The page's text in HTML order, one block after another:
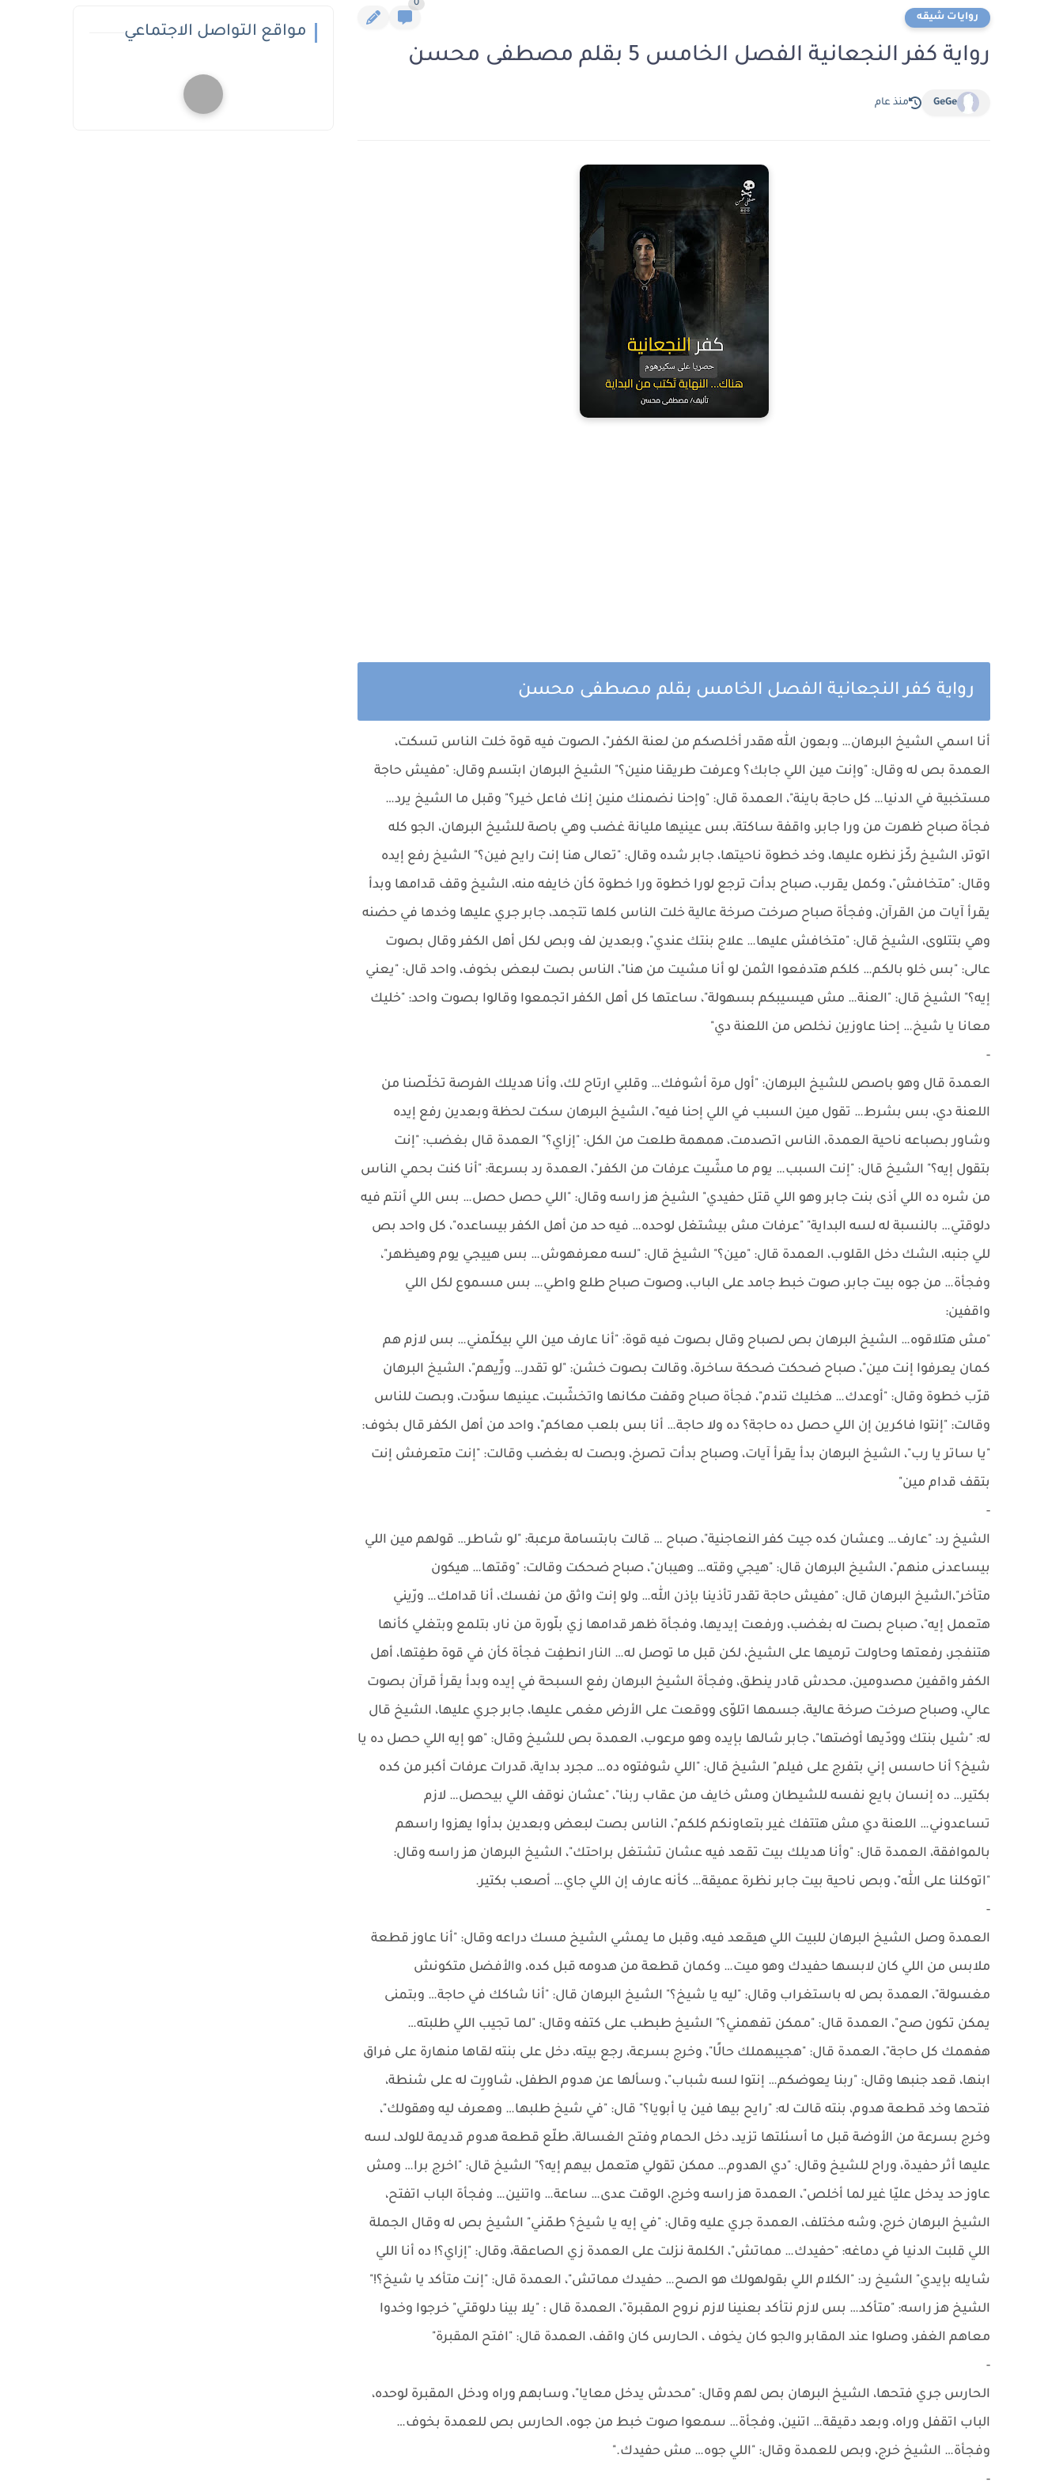
روايات شيقه
0
رواية كفر النجعانية الفصل الخامس 5 بقلم مصطفى محسن
GeGe منذ عام
رواية كفر النجعانية الفصل الخامس بقلم مصطفى محسن
أنا اسمي الشيخ البرهان… وبعون الله هقدر أخلصكم من لعنة الكفر"، الصوت فيه قوة خلت الناس تسكت،
العمدة بص له وقال: "وإنت مين اللي جابك؟ وعرفت طريقنا منين؟" الشيخ البرهان ابتسم وقال: "مفيش حاجة
مستخبية في الدنيا… كل حاجة باينة"، العمدة قال: "وإحنا نضمنك منين إنك فاعل خير؟" وقبل ما الشيخ يرد…
فجأة صباح ظهرت من ورا جابر، واقفة ساكتة، بس عينيها مليانة غضب وهي باصة للشيخ البرهان، الجو كله
اتوتر، الشيخ ركّز نظره عليها، وخد خطوة ناحيتها، جابر شده وقال: "تعالى هنا إنت رايح فين؟" الشيخ رفع إيده
وقال: "متخافش"، وكمل يقرب، صباح بدأت ترجع لورا خطوة ورا خطوة كأن خايفه منه، الشيخ وقف قدامها وبدأ
يقرأ آيات من القرآن، وفجأة صباح صرخت صرخة عالية خلت الناس كلها تتجمد، جابر جري عليها وخدها في حضنه
وهي بتتلوى، الشيخ قال: "متخافش عليها… علاج بنتك عندي"، وبعدين لف وبص لكل أهل الكفر وقال بصوت
عالى: "بس خلو بالكم… كلكم هتدفعوا الثمن لو أنا مشيت من هنا"، الناس بصت لبعض بخوف، واحد قال: "يعني
إيه؟" الشيخ قال: "العنة… مش هيسيبكم بسهولة"، ساعتها كل أهل الكفر اتجمعوا وقالوا بصوت واحد: "خليك
معانا يا شيخ… إحنا عاوزين نخلص من اللعنة دي"
-
العمدة قال وهو باصص للشيخ البرهان: "أول مرة أشوفك… وقلبي ارتاح لك، وأنا هديلك الفرصة تخلّصنا من
اللعنة دي، بس بشرط… تقول مين السبب في اللي إحنا فيه"، الشيخ البرهان سكت لحظة وبعدين رفع إيده
وشاور بصباعه ناحية العمدة، الناس اتصدمت، همهمة طلعت من الكل: "إزاي؟" العمدة قال بغضب: "إنت
بتقول إيه؟" الشيخ قال: "إنت السبب… يوم ما مشّيت عرفات من الكفر"، العمدة رد بسرعة: "أنا كنت بحمي الناس
من شره ده اللي أذى بنت جابر وهو اللي قتل حفيدي" الشيخ هز راسه وقال: "اللي حصل حصل… بس اللي أنتم فيه
دلوقتي… بالنسبة له لسه البداية" "عرفات مش بيشتغل لوحده… فيه حد من أهل الكفر بيساعده"، كل واحد بص
للي جنبه، الشك دخل القلوب، العمدة قال: "مين؟" الشيخ قال: "لسه معرفهوش… بس هييجي يوم وهيظهر"،
وفجأة… من جوه بيت جابر، صوت خبط جامد على الباب، وصوت صباح طلع واطي… بس مسموع لكل اللي
واقفين:
"مش هتلاقوه… الشيخ البرهان بص لصباح وقال بصوت فيه قوة: "أنا عارف مين اللي بيكلّمني… بس لازم هم
كمان يعرفوا إنت مين"، صباح ضحكت ضحكة ساخرة، وقالت بصوت خشن: "لو تقدر… ورِّيهم"، الشيخ البرهان
قرّب خطوة وقال: "أوعدك… هخليك تندم"، فجأة صباح وقفت مكانها واتخشّبت، عينيها سوّدت، وبصت للناس
وقالت: "إنتوا فاكرين إن اللي حصل ده حاجة؟ ده ولا حاجة… أنا بس بلعب معاكم"، واحد من أهل الكفر قال بخوف:
"يا ساتر يا رب"، الشيخ البرهان بدأ يقرأ آيات، وصباح بدأت تصرخ، وبصت له بغضب وقالت: "إنت متعرفش إنت
بتقف قدام مين"
-
الشيخ رد: "عارف… وعشان كده جيت كفر النعاجنية"، صباح … قالت بابتسامة مرعبة: "لو شاطر… قولهم مين اللي
بيساعدنى منهم"، الشيخ البرهان قال: "هيجي وقته… وهيبان"، صباح ضحكت وقالت: "وقتها… هيكون
متأخر"،الشيخ البرهان قال: "مفيش حاجة تقدر تأذينا بإذن الله… ولو إنت واثق من نفسك، أنا قدامك… ورّيني
هتعمل إيه"، صباح بصت له بغضب، ورفعت إيديها، وفجأة ظهر قدامها زي بلّورة من نار، بتلمع وبتغلي كأنها
هتنفجر، رفعتها وحاولت ترميها على الشيخ، لكن قبل ما توصل له… النار انطفِت فجأة كأن في قوة طفِتها، أهل
الكفر واقفين مصدومين، محدش قادر ينطق، وفجأة الشيخ البرهان رفع السبحة في إيده وبدأ يقرأ قرآن بصوت
عالي، وصباح صرخت صرخة عالية، جسمها اتلوّى ووقعت على الأرض مغمى عليها، جابر جري عليها، الشيخ قال
له: "شيل بنتك وودّيها أوضتها"، جابر شالها بإيده وهو مرعوب، العمدة بص للشيخ وقال: "هو إيه اللي حصل ده يا
شيخ؟ أنا حاسس إني بتفرج على فيلم" الشيخ قال: "اللي شوفتوه ده… مجرد بداية، قدرات عرفات أكبر من كده
بكتير… ده إنسان بايع نفسه للشيطان ومش خايف من عقاب ربنا"، "عشان نوقف اللي بيحصل… لازم
تساعدوني… اللعنة دي مش هتتفك غير بتعاونكم كلكم"، الناس بصت لبعض وبعدين بدأوا يهزوا راسهم
بالموافقة، العمدة قال: "وأنا هديلك بيت تقعد فيه عشان تشتغل براحتك"، الشيخ البرهان هز راسه وقال:
"اتوكلنا على الله"، وبص ناحية بيت جابر نظرة عميقة… كأنه عارف إن اللي جاي… أصعب بكتير.
-
العمدة وصل الشيخ البرهان للبيت اللي هيقعد فيه، وقبل ما يمشي الشيخ مسك دراعه وقال: "أنا عاوز قطعة
ملابس من اللي كان لابسها حفيدك وهو ميت… وكمان قطعة من هدومه قبل كده، والأفضل متكونش
مغسولة"، العمدة بص له باستغراب وقال: "ليه يا شيخ؟" الشيخ البرهان قال: "أنا شاكك في حاجة… وبتمنى
يمكن تكون صح"، العمدة قال: "ممكن تفهمني؟" الشيخ طبطب على كتفه وقال: "لما تجيب اللي طلبته…
هفهمك كل حاجة"، العمدة قال: "هجيبهملك حالًا"، وخرج بسرعة، رجع بيته، دخل على بنته لقاها منهارة على فراق
ابنها، قعد جنبها وقال: "ربنا يعوضكم… إنتوا لسه شباب"، وسألها عن هدوم الطفل، شاورِت له على شنطة،
فتحها وخد قطعة هدوم، بنته قالت له: "رايح بيها فين يا أبويا؟" قال: "في شيخ طلبها… وهعرف ليه وهقولك"،
وخرج بسرعة من الأوضة قبل ما أسئلتها تزيد، دخل الحمام وفتح الغسالة، طلّع قطعة هدوم قديمة للولد، لسه
عليها أثر حفيدة، وراح للشيخ وقال: "دي الهدوم… ممكن تقولي هتعمل بيهم إيه؟" الشيخ قال: "اخرج برا… ومش
عاوز حد يدخل عليّا غير لما أخلص"، العمدة هز راسه وخرج، الوقت عدى… ساعة… واتنين… وفجأة الباب اتفتح،
الشيخ البرهان خرج، وشه مختلف، العمدة جري عليه وقال: "في إيه يا شيخ؟ طمّني" الشيخ بص له وقال الجملة
اللي قلبت الدنيا في دماغه: "حفيدك… مماتش"، الكلمة نزلت على العمدة زي الصاعقة، وقال: "إزاي؟! ده أنا اللي
شايله بإيدي" الشيخ رد: "الكلام اللي بقولهولك هو الصح… حفيدك مماتش"، العمدة قال: "إنت متأكد يا شيخ؟!"
الشيخ هز راسه: "متأكد… بس لازم نتأكد بعنينا لازم نروح المقبرة"، العمدة قال : "يلا بينا دلوقتي" خرجوا وخدوا
معاهم الغفر، وصلوا عند المقابر والجو كان يخوف ، الحارس كان واقف، العمدة قال: "افتح المقبرة"
-
الحارس جري فتحها، الشيخ البرهان بص لهم وقال: "محدش يدخل معايا"، وسابهم وراه ودخل المقبرة لوحده،
الباب اتقفل وراه، وبعد دقيقة… اتنين، وفجأة… سمعوا صوت خبط من جوه، الحارس بص للعمدة بخوف…
وفجأة… الشيخ خرج، وبص للعمدة وقال: "اللي جوه… مش حفيدك."
مواقع التواصل الاجتماعي